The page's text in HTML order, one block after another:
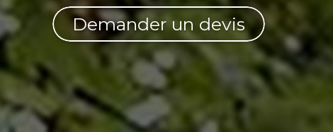
Demander un devis